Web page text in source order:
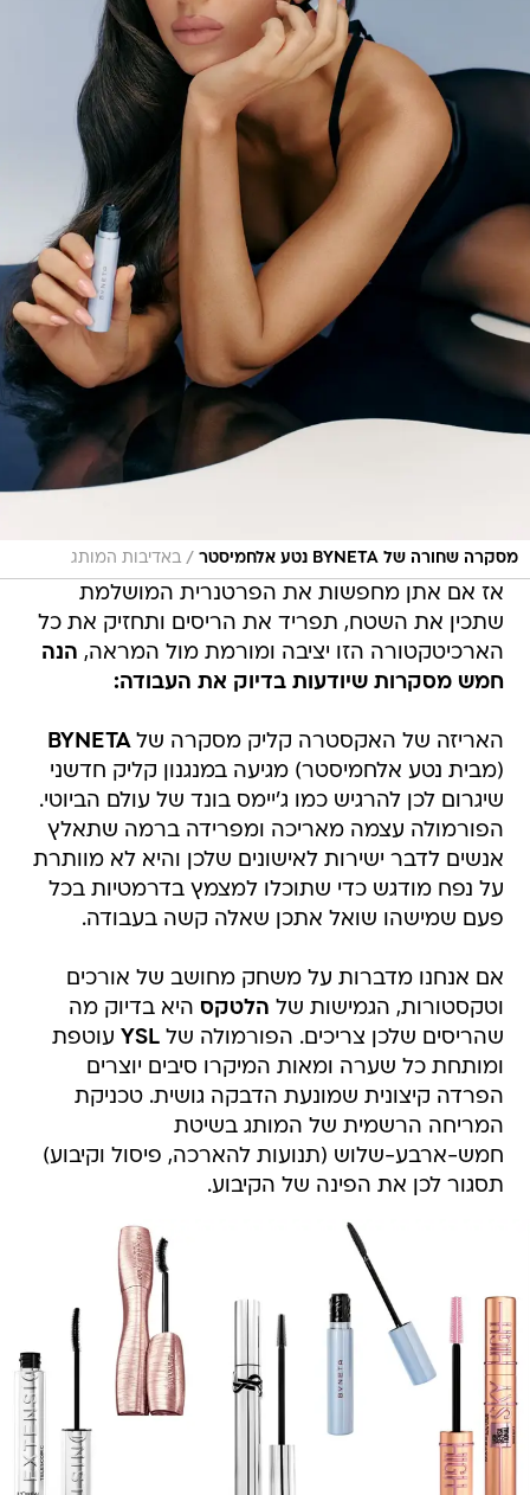
מסקרה שחורה של BYNETA נטע אלחמיסטר / באדיבות המותג
אז אם אתן מחפשות את הפרטנרית המושלמת
שתכין את השטח, תפריד את הריסים ותחזיק את כל
הארכיטקטורה הזו יציבה ומורמת מול המראה, הנה
חמש מסקרות שיודעות בדיוק את העבודה:
האריזה של האקסטרה קליק מסקרה שלBYNETA
(מבית נטע אלחמיסטר) מגיעה במנגנון קליק חדשני
שיגרום לכן להרגיש כמו ג'יימס בונד של עולם הביוטי.
הפורמולה עצמה מאריכה ומפרידה ברמה שתאלץ
אנשים לדבר ישירות לאישונים שלכן והיא לא מוותרת
על נפח מודגש כדי שתוכלו למצמץ בדרמטיות בכל
פעם שמישהו שואל אתכן שאלה קשה בעבודה.
אם אנחנו מדברות על משחק מחושב של אורכים
וטקסטורות, הגמישות של הלטקס היא בדיוק מה
שהריסים שלכן צריכים. הפורמולה שלYSL עוטפת
ומותחת כל שערה ומאות המיקרו סיבים יוצרים
הפרדה קיצונית שמונעת הדבקה גושית. טכניקת
המריחה הרשמית של המותג בשיטת
חמש-ארבע-שלוש (תנועות להארכה, פיסול וקיבוע)
תסגור לכן את הפינה של הקיבוע.